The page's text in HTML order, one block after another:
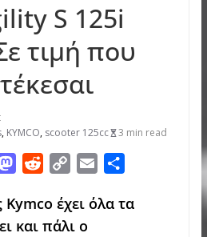
S 125i
τιμή που
, KYMCO, scooter 125cc 3 min read
M
s
t
d
d
p
y
a
a
Kymco έχει όλα τα
και πάλι ο